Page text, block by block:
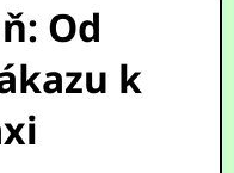
Od
k